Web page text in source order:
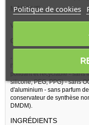
MARQUE
COMPOSITION
- produits formulés avec
l'agriculture biologique -
polluant et recyclable - sans
silicone, PEG, PPG) - sans
d'aluminium - sans parfum
conservateur de synthèse
DMDM).
INGRÉDIENTS
Politique de cookies